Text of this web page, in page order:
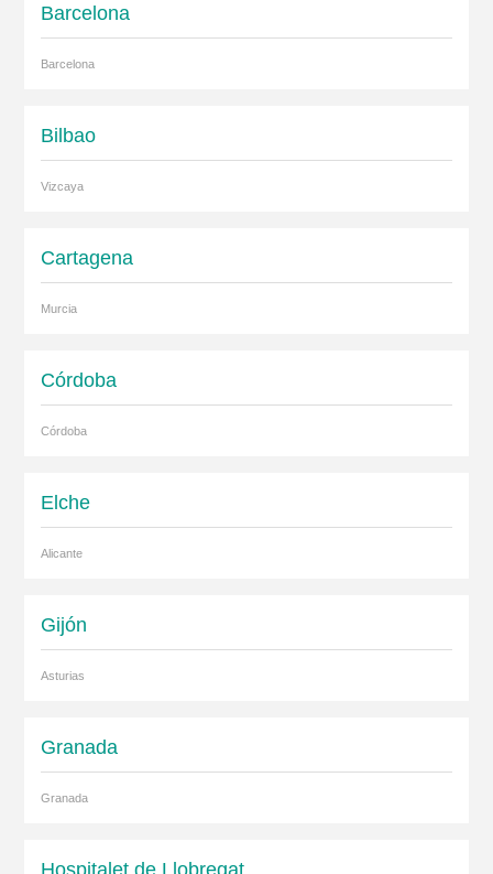
Barcelona
Barcelona
Bilbao
Vizcaya
Cartagena
Murcia
Córdoba
Córdoba
Elche
Alicante
Gijón
Asturias
Granada
Granada
Hospitalet de Llobregat